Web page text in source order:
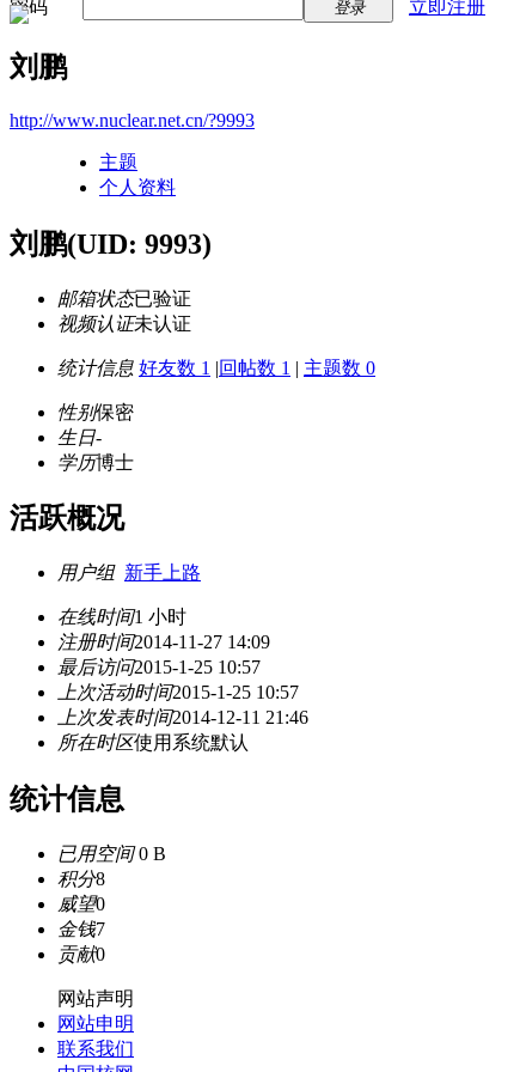
密码 登录 立即注册
刘鹏
http://www.nuclear.net.cn/?9993
主题
个人资料
刘鹏(UID: 9993)
邮箱状态已验证
视频认证未认证
统计信息 好友数 1 |回帖数 1 | 主题数 0
性别保密
生日-
学历博士
活跃概况
用户组 新手上路
在线时间1 小时
注册时间2014-11-27 14:09
最后访问2015-1-25 10:57
上次活动时间2015-1-25 10:57
上次发表时间2014-12-11 21:46
所在时区使用系统默认
统计信息
已用空间0 B
积分8
威望0
金钱7
贡献0
网站声明
网站申明
联系我们